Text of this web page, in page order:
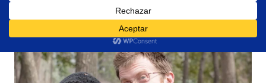
Viajes
Etiqueta:frases para reflexionar